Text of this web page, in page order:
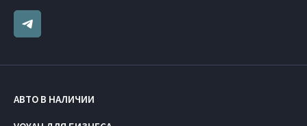
АВТО В НАЛИЧИИ